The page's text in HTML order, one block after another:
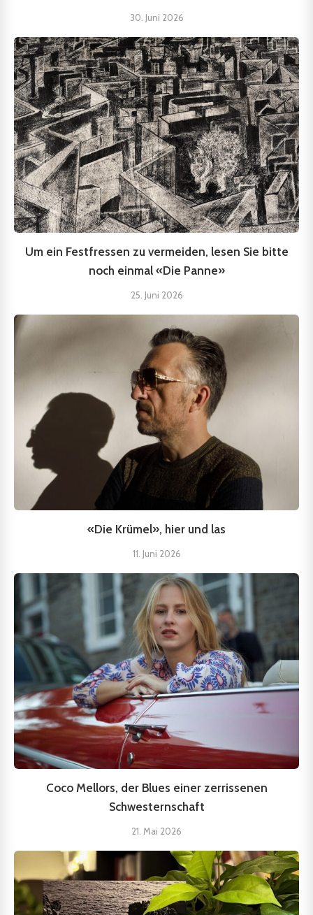
30. Juni 2026
Um ein Festfressen zu vermeiden, lesen Sie bitte
noch einmal «Die Panne»
25. Juni 2026
«Die Krümel», hier und las
11. Juni 2026
Coco Mellors, der Blues einer zerrissenen
Schwesternschaft
21. Mai 2026